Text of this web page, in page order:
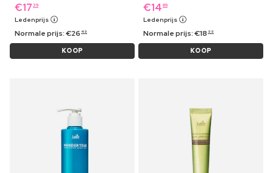
€17 39
Ledenprijs
Normale prijs:€26 49
KOOP
€14 69
Ledenprijs
Normale prijs:€18 99
KOOP